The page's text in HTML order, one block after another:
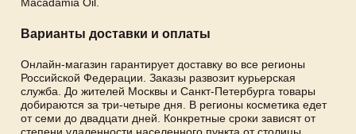
Macadamia Oil.
Варианты доставки и оплаты
Онлайн-магазин гарантирует доставку во все регионы
Российской Федерации. Заказы развозит курьерская
служба. До жителей Москвы и Санкт-Петербурга товары
добираются за три-четыре дня. В регионы косметика едет
от семи до двадцати дней. Конкретные сроки зависят от